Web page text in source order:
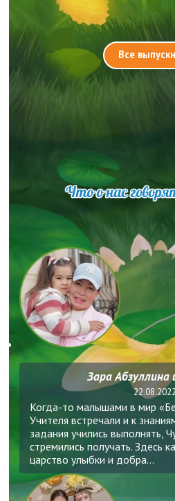
Все
Что о нас
Зара Абзуллина
22.08.2022
Когда-то малышами в мир
Учителя встречали и к
задания учились выполнять,
стремились получать. Здесь
царство улыбки и добра...